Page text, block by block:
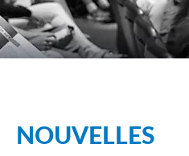
NOUVELLES